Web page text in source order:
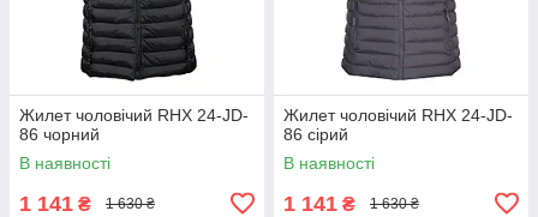
Жилет чоловічий RHX 24-JD-
86 чорний
В наявності
1 141 ₴ 1 630 ₴
Жилет чоловічий RHX 24-JD-
86 сірий
В наявності
1 141 ₴ 1 630 ₴